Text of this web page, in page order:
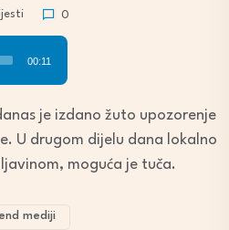
0
00:11
je izdano žuto upozorenje
U drugom dijelu dana lokalno
moguća je tuča.
mediji